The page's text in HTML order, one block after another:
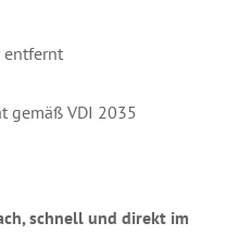
entfernt
gemäß VDI 2035
schnell und direkt im